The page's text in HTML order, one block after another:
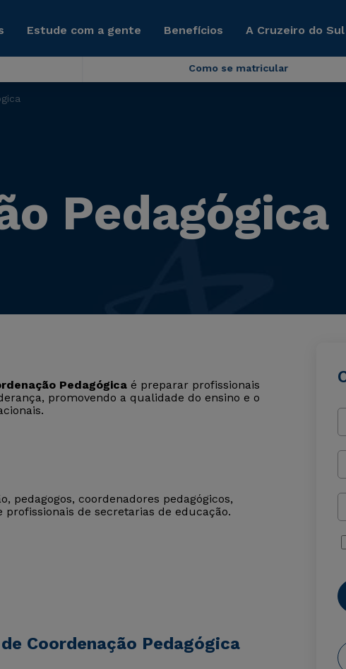
Estude com a gente Benefícios A Cruzeiro do
Como se matricular
Pedagógica
Pedagógica é preparar profissionais
promovendo a qualidade do ensino e o
pedagogos, coordenadores pedagógicos,
de secretarias de educação.
Coordenação Pedagógica